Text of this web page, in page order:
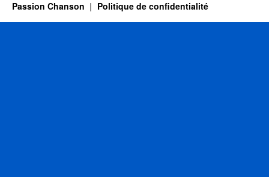
Passion Chanson Politique de confidentialité